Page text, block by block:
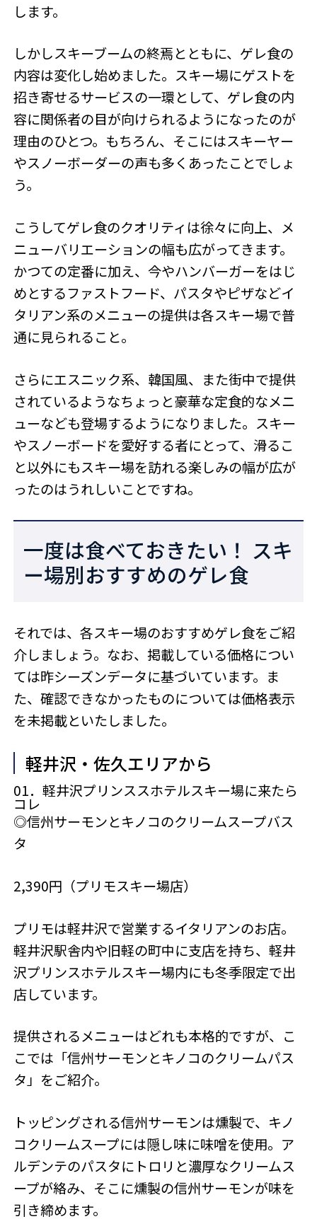
します。
しかしスキーブームの終焉とともに、ゲレ食の
内容は変化し始めました。スキー場にゲストを
招き寄せるサービスの一環として、ゲレ食の内
容に関係者の目が向けられるようになったのが
理由のひとつ。もちろん、そこにはスキーヤー
やスノーボーダーの声も多くあったことでしょ
う。
こうしてゲレ食のクオリティは徐々に向上、メ
ニューバリエーションの幅も広がってきます。
かつての定番に加え、今やハンバーガーをはじ
めとするファストフード、パスタやピザなどイ
タリアン系のメニューの提供は各スキー場で普
通に見られること。
さらにエスニック系、韓国風、また街中で提供
されているようなちょっと豪華な定食的なメニ
ューなども登場するようになりました。スキー
やスノーボードを愛好する者にとって、滑るこ
と以外にもスキー場を訪れる楽しみの幅が広が
ったのはうれしいことですね。
一度は食べておきたい！ スキ
ー場別おすすめのゲレ食
それでは、各スキー場のおすすめゲレ食をご紹
介しましょう。なお、掲載している価格につい
ては昨シーズンデータに基づいています。ま
た、確認できなかったものについては価格表示
を未掲載といたしました。
軽井沢・佐久エリアから
01．軽井沢プリンススホテルスキー場に来たら
コレ
◎信州サーモンとキノコのクリームスープバス
タ
2,390円（プリモスキー場店）
プリモは軽井沢で営業するイタリアンのお店。
軽井沢駅舎内や旧軽の町中に支店を持ち、軽井
沢プリンスホテルスキー場内にも冬季限定で出
店しています。
提供されるメニューはどれも本格的ですが、こ
こでは「信州サーモンとキノコのクリームパス
タ」をご紹介。
トッピングされる信州サーモンは燻製で、キノ
コクリームスープには隠し味に味噌を使用。ア
ルデンテのパスタにトロリと濃厚なクリームス
ープが絡み、そこに燻製の信州サーモンが味を
引き締めます。